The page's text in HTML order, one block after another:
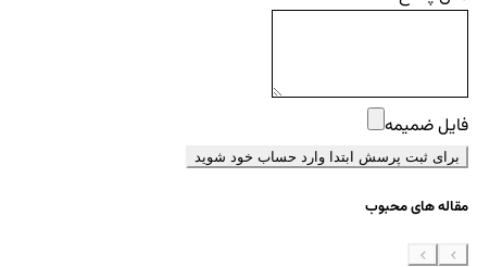
فایل ضمیمه
برای ثبت پرسش ابتدا وارد حساب خود شوید
مقاله های محبوب